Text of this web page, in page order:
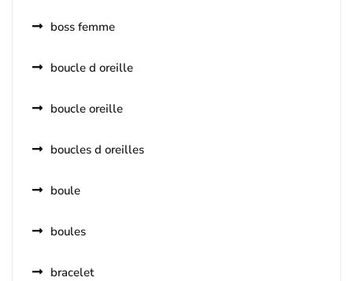
boss femme
boucle d oreille
boucle oreille
boucles d oreilles
boule
boules
bracelet